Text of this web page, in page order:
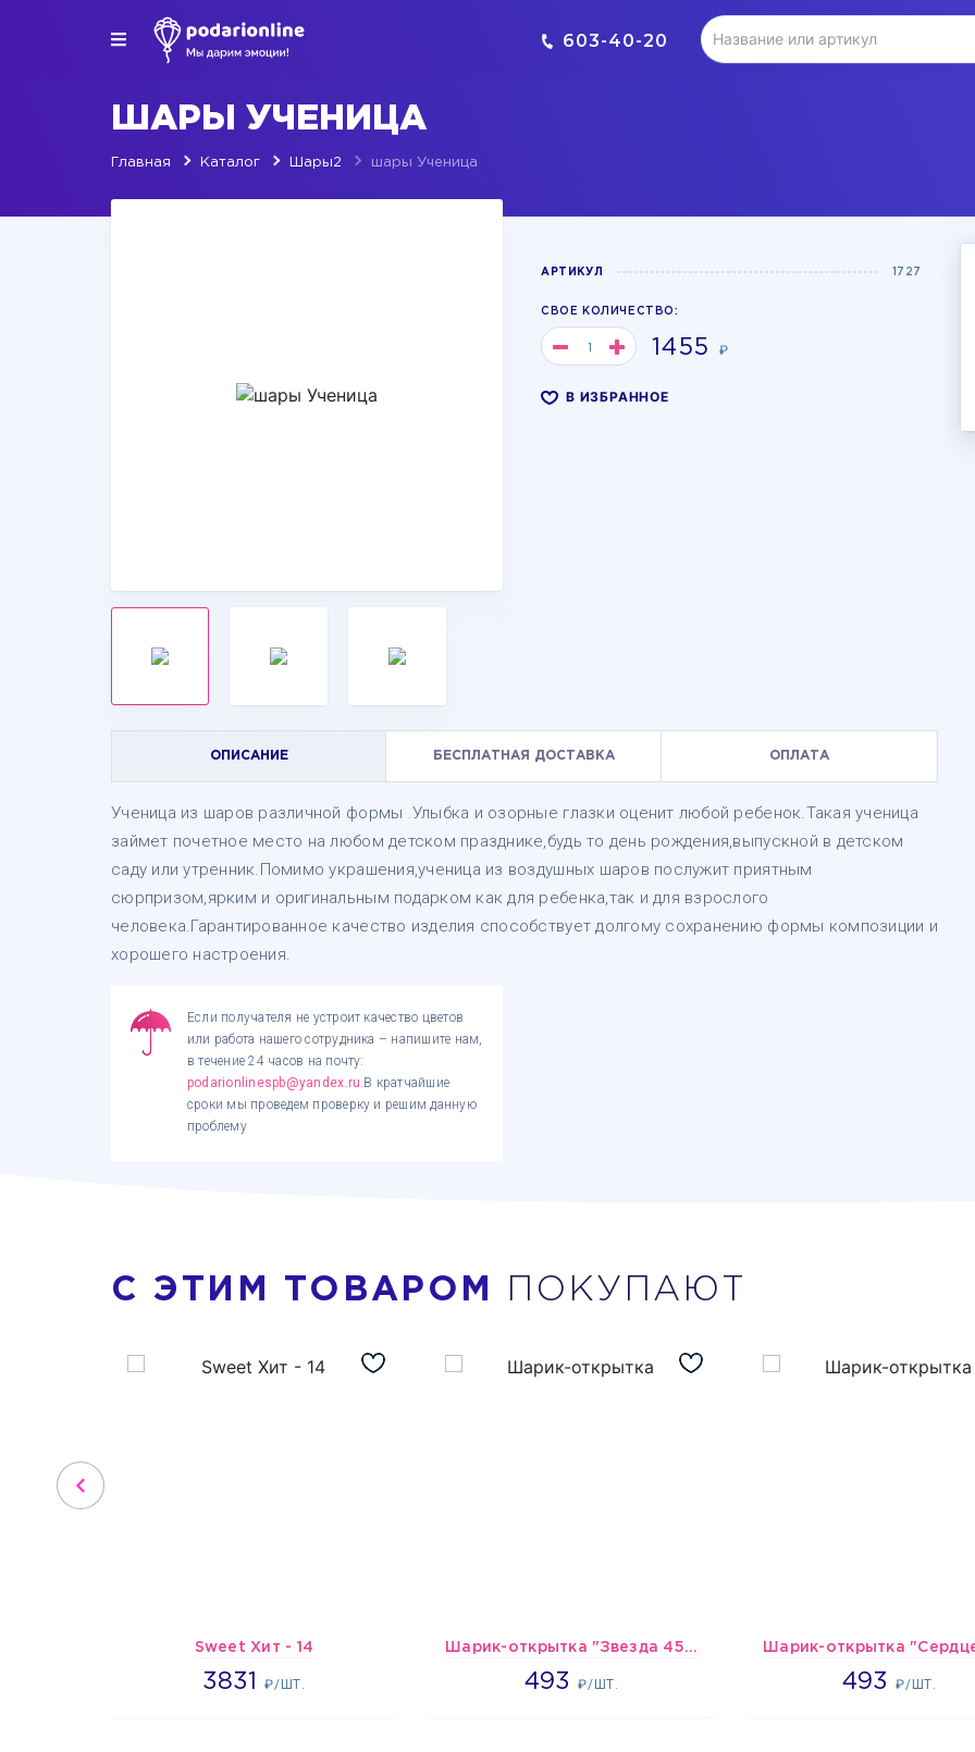
603-40-20
ШАРЫ УЧЕНИЦА
Главная Каталог Шары2 шары Ученица
АРТИКУЛ 1727
СВОЕ КОЛИЧЕСТВО:
1455 ₽
В ИЗБРАННОЕ
ОПИСАНИЕ БЕСПЛАТНАЯ ДОСТАВКА ОПЛАТА
Ученица из шаров различной формы .Улыбка и озорные глазки оценит любой ребенок.Такая ученица
займет почетное место на любом детском празднике,будь то день рождения,выпускной в детском
саду или утренник.Помимо украшения,ученица из воздушных шаров послужит приятным
сюрпризом,ярким и оригинальным подарком как для ребенка,так и для взрослого
человека.Гарантированное качество изделия способствует долгому сохранению формы композиции и
хорошего настроения.
Если получателя не устроит качество цветов
или работа нашего сотрудника – напишите нам,
в течение 24 часов на почту:
podarionlinespb@yandex.ru.В кратчайшие
сроки мы проведем проверку и решим данную
проблему
С ЭТИМ ТОВАРОМ ПОКУПАЮТ
Sweet Хит - 14
3831₽/ШТ.
3831 Шарик-открытка "Звезда 45 см" №1
493₽/ШТ.
493
493₽/ШТ.
493